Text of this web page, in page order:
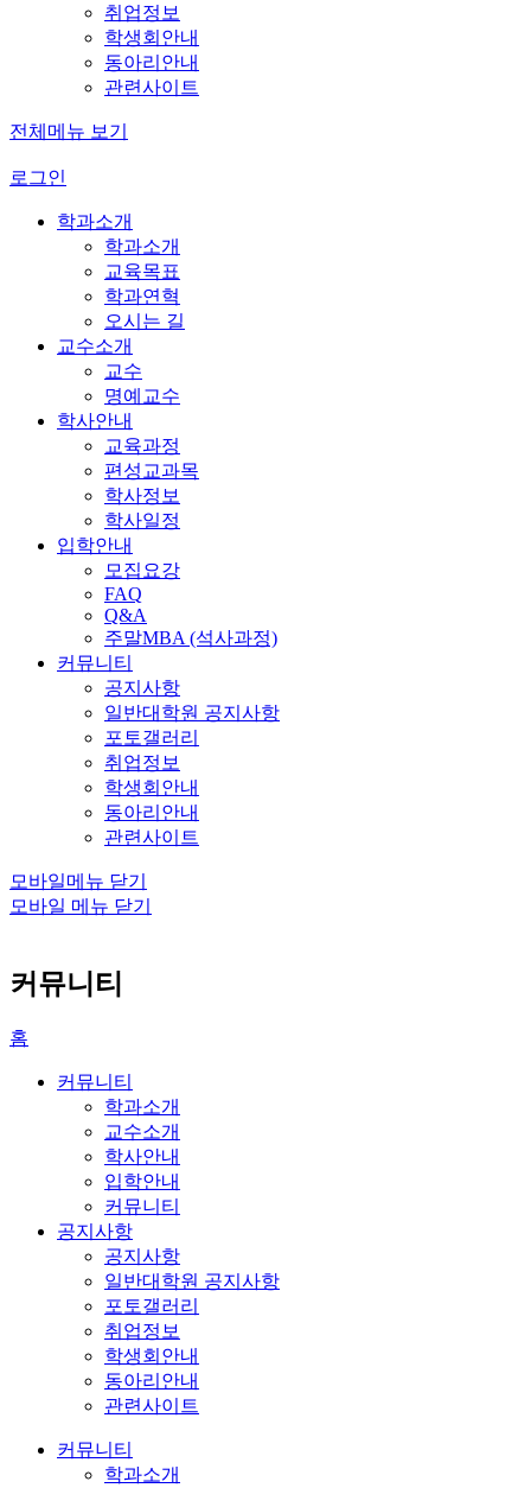
취업정보
학생회안내
동아리안내
관련사이트
전체메뉴 보기
로그인
학과소개
학과소개
교육목표
학과연혁
오시는 길
교수소개
교수
명예교수
학사안내
교육과정
편성교과목
학사정보
학사일정
입학안내
모집요강
FAQ
Q&A
주말MBA (석사과정)
커뮤니티
공지사항
일반대학원 공지사항
포토갤러리
취업정보
학생회안내
동아리안내
관련사이트
모바일메뉴 닫기
모바일 메뉴 닫기
커뮤니티
홈
커뮤니티
학과소개
교수소개
학사안내
입학안내
커뮤니티
공지사항
공지사항
일반대학원 공지사항
포토갤러리
취업정보
학생회안내
동아리안내
관련사이트
커뮤니티
학과소개